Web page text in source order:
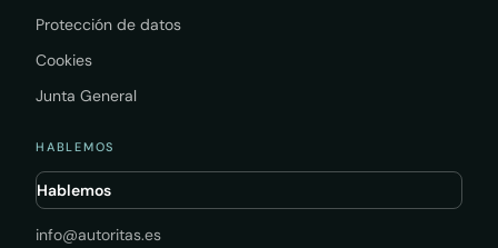
Protección de datos
Cookies
Junta General
HABLEMOS
Hablemos
info@autoritas.es